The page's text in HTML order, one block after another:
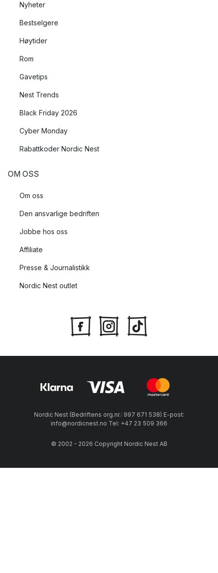
Nyheter
Bestselgere
Høytider
Rom
Gavetips
Nest Trends
Black Friday 2026
Cyber Monday
Rabattkoder Nordic Nest
OM OSS
Om oss
Den ansvarlige bedriften
Jobbe hos oss
Affiliate
Presse & Journalistikk
Nordic Nest outlet
Nordic Nest (Bedriftens org.nr.: 997 671 538) E-post:
info@nordicnest.no Tel: +47 23 509 366
© 2002 - 2026 Copyright Nordic Nest AB